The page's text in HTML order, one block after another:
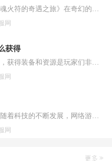
《传奇道士：寻找灵魂火符的奇遇之旅》在奇幻的大陆中，存在着一个神秘而充满魔法的世界。在这个世界中，有各种各样的职业和技能，可以让人们在冒险和战斗中展现自己的才能。
网
获得
在手游传奇地狱道中，获得装备和资源是玩家们非常关注的一个话题。下面将介绍几种获得装备和资源的方法。玩家可以通过完成主线任务来获取装备和资源。主线任务是推动游戏剧情
网
传奇归来鹰卫在哪？随着科技的不断发展，网络游戏早已成为许多年轻人生活中不可或缺的一部分。传奇归来鹰卫作为一款备受欢迎的网络游戏，吸引了数以百万计的玩家。鹰卫究竟在
网